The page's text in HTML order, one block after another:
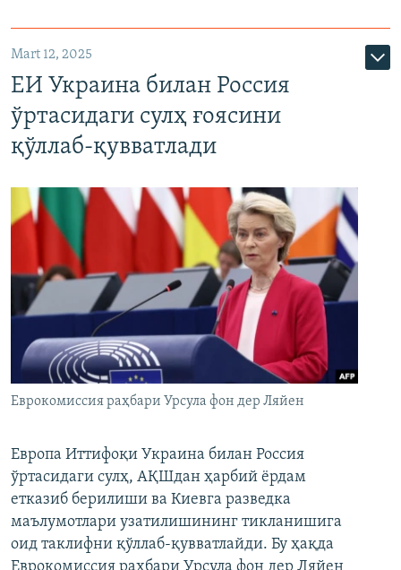
Mart 12, 2025
ЕИ Украина билан Россия
ўртасидаги сулҳ ғоясини
қўллаб-қувватлади
Еврокомиссия раҳбари Урсула фон дер Ляйен
Европа Иттифоқи Украина билан Россия
ўртасидаги сулҳ, АҚШдан ҳарбий ёрдам
етказиб берилиши ва Киевга разведка
маълумотлари узатилишининг тикланишига
оид таклифни қўллаб-қувватлайди. Бу ҳақда
Еврокомиссия раҳбари Урсула фон дер Ляйен